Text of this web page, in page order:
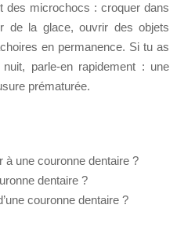
des microchocs : croquer dans
de la glace, ouvrir des objets
en permanence. Si tu as
parle-en rapidement : une
prématurée.
à une couronne dentaire ?
dentaire ?
couronne dentaire ?